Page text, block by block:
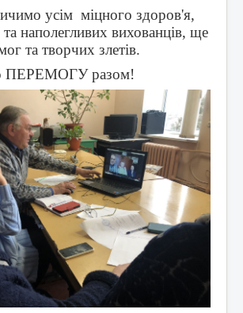
міцного здоров'я,
наполегливих вихованців, ще
та творчих злетів.
ПЕРЕМОГУ разом!